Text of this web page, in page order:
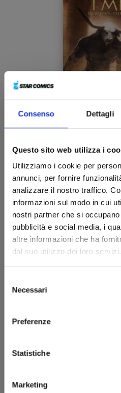
Consenso Dettagli
Questo sito web utilizza i
Utilizziamo i cookie per
annunci, per fornire
analizzare il nostro traffico.
informazioni sul modo in cui
nostri partner che si
pubblicità e social media, i
altre informazioni che ha
dal suo utilizzo dei loro servizi.
delNecessari
Preferenze
Statistiche
Marketing
PROMETEO,
10/02/
€ 29,90